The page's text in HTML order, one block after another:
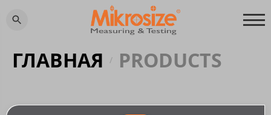
ГЛАВНАЯ / PRODUCTS